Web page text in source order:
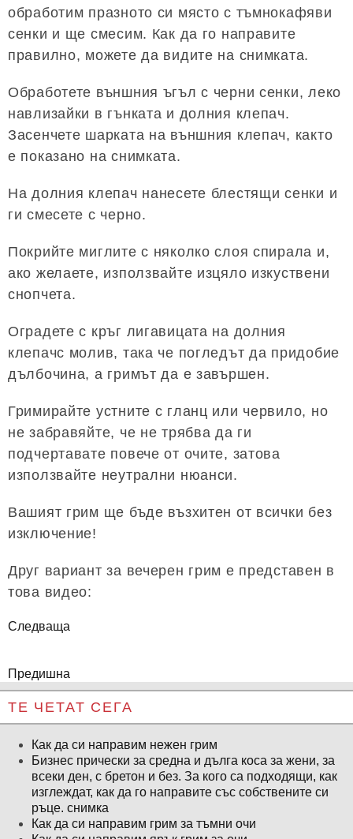
обработим празното си място с тъмнокафяви
сенки и ще смесим. Как да го направите
правилно, можете да видите на снимката.
Обработете външния ъгъл с черни сенки, леко
навлизайки в гънката и долния клепач.
Засенчете шарката на външния клепач, както
е показано на снимката.
На долния клепач нанесете блестящи сенки и
ги смесете с черно.
Покрийте миглите с няколко слоя спирала и,
ако желаете, използвайте изцяло изкуствени
снопчета.
Оградете с кръг лигавицата на долния
клепачс молив, така че погледът да придобие
дълбочина, а гримът да е завършен.
Гримирайте устните с гланц или червило, но
не забравяйте, че не трябва да ги
подчертавате повече от очите, затова
използвайте неутрални нюанси.
Вашият грим ще бъде възхитен от всички без
изключение!
Друг вариант за вечерен грим е представен в
това видео:
Следваща
Предишна
ТЕ ЧЕТАТ СЕГА
Как да си направим нежен грим
Бизнес прически за средна и дълга коса за жени, за
всеки ден, с бретон и без. За кого са подходящи, как
изглеждат, как да го направите със собствените си
ръце. снимка
Как да си направим грим за тъмни очи